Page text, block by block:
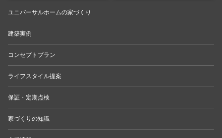
ユニバーサルホームの家づくり
建築実例
コンセプトプラン
ライフスタイル提案
保証・定期点検
家づくりの知識